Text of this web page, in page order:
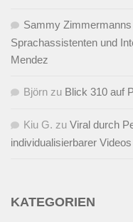
Sammy Zimmermanns
Sprachassistenten und
Mendez
Björn zu Blick 310 auf
Kiu G. zu Viral durch
individualisierbarer Videos
KATEGORIEN